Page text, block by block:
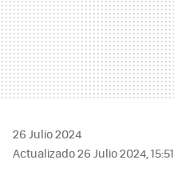
26 Julio 2024
Actualizado 26 Julio 2024, 15:51